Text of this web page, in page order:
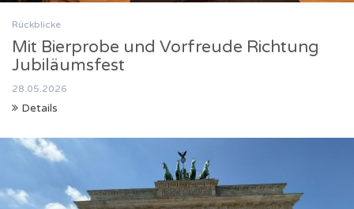
Rückblicke
Mit Bierprobe und Vorfreude Richtung
Jubiläumsfest
28.05.2026
Details